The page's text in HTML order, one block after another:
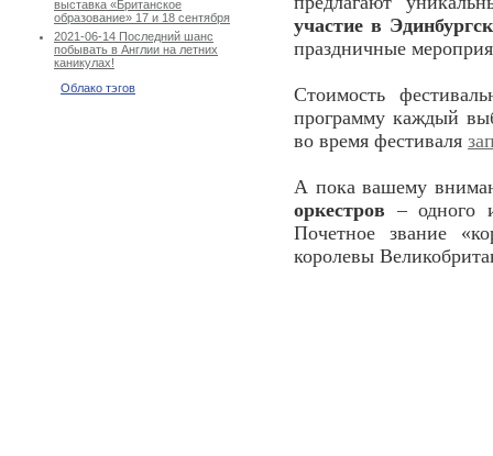
выставка «Британское
образование» 17 и 18 сентября
2021-06-14 Последний шанс
побывать в Англии на летних
каникулах!
Облако тэгов
участие в
праздничные
Стоимость
программу каждый
во время фестиваля
А пока вашему
оркестров – одного
Почетное звание
королевы